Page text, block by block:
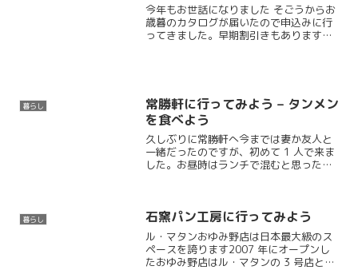
今年もお世話になりました そごうからお
歳暮のカタログが届いたので申込みに行
ってきました。早期割引きもあります
暮らし
常勝軒に行ってみよう – タンメン
を食べよう
久しぶりに常勝軒へ今までは妻か友人と
一緒だったのですが、初めて 1 人で来ま
した。お昼時はランチで混むと思ったの
暮らし 石窯パン工房に行ってみよう
ル・マタンおゆみ野店は日本最大級のス
ペースを誇ります2007 年にオープンし
たおゆみ野店はル・マタンの 3 号店とな